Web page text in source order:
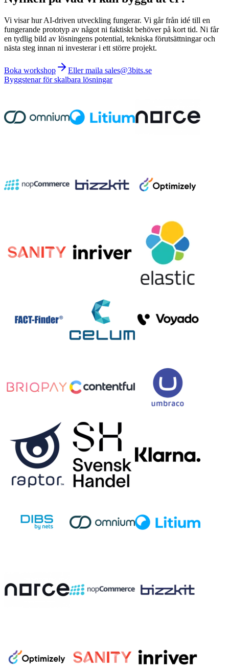
Vi visar hur AI-driven utveckling fungerar. Vi går från idé till en
fungerande prototyp av något ni faktiskt behöver på kort tid. Ni får
en tydlig bild av lösningens potential, tekniska förutsättningar och
nästa steg innan ni investerar i ett större projekt.
Boka workshop
Eller maila sales@3bits.se
Byggstenar för skalbara lösningar